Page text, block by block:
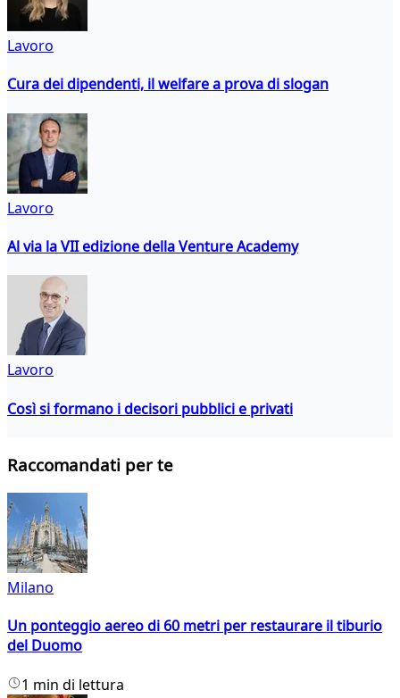
Lavoro
Cura dei dipendenti, il welfare a prova di slogan
Lavoro
Al via la VII edizione della Venture Academy
Lavoro
Così si formano i decisori pubblici e privati
Raccomandati per te
Milano
Un ponteggio aereo di 60 metri per restaurare il tiburio
del Duomo
1 min di lettura